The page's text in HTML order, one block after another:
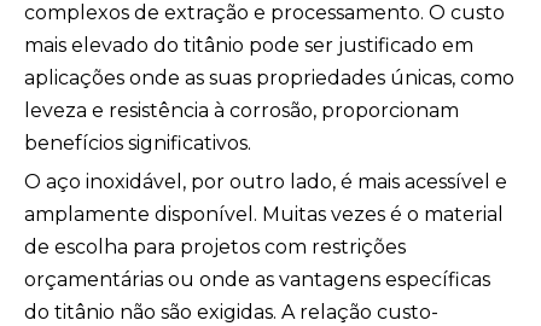
complexos de extração e processamento. O custo
mais elevado do titânio pode ser justificado em
aplicações onde as suas propriedades únicas, como
leveza e resistência à corrosão, proporcionam
benefícios significativos.
O aço inoxidável, por outro lado, é mais acessível e
amplamente disponível. Muitas vezes é o material
de escolha para projetos com restrições
orçamentárias ou onde as vantagens específicas
do titânio não são exigidas. A relação custo-